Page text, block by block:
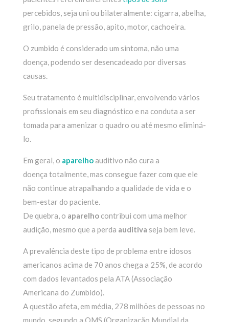
percebidos, seja uni ou bilateralmente: cigarra, abelha,
grilo, panela de pressão, apito, motor, cachoeira.
O zumbido é considerado um sintoma, não uma
doença, podendo ser desencadeado por diversas
causas.
Seu tratamento é multidisciplinar, envolvendo vários
profissionais em seu diagnóstico e na conduta a ser
tomada para amenizar o quadro ou até mesmo eliminá-
lo.
Em geral, o aparelhoauditivo não cura a
doença totalmente, mas consegue fazer com que ele
não continue atrapalhando a qualidade de vida e o
bem-estar do paciente.
De quebra, o aparelhocontribui com uma melhor
audição, mesmo que a perda auditiva seja bem leve.
A prevalência deste tipo de problema entre idosos
americanos acima de 70 anos chega a 25%, de acordo
com dados levantados pela ATA (Associação
Americana do Zumbido).
A questão afeta, em média, 278 milhões de pessoas no
mundo, segundo a OMS (Organização Mundial da